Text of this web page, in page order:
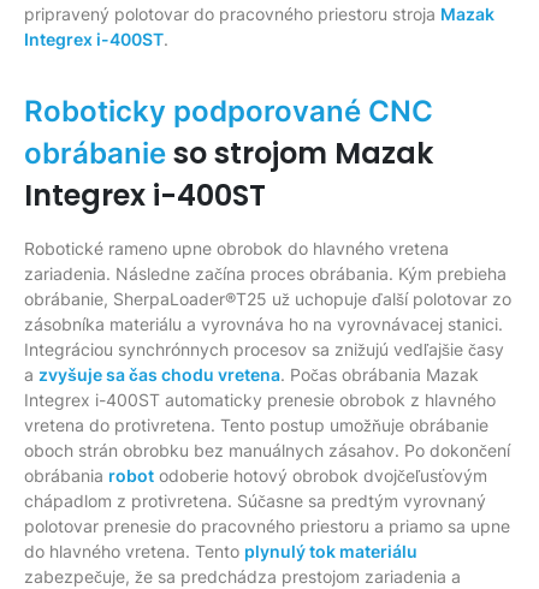
pripravený polotovar do pracovného priestoru stroja Mazak
Integrex i-400ST.
Roboticky podporované CNC
obrábanie so strojom Mazak
Integrex i-400ST
Robotické rameno upne obrobok do hlavného vretena
zariadenia. Následne začína proces obrábania. Kým prebieha
obrábanie, SherpaLoader®T25 už uchopuje ďalší polotovar zo
zásobníka materiálu a vyrovnáva ho na vyrovnávacej stanici.
Integráciou synchrónnych procesov sa znižujú vedľajšie časy
a zvyšuje sa čas chodu vretena. Počas obrábania Mazak
Integrex i-400ST automaticky prenesie obrobok z hlavného
vretena do protivretena. Tento postup umožňuje obrábanie
oboch strán obrobku bez manuálnych zásahov. Po dokončení
obrábania robot odoberie hotový obrobok dvojčeľusťovým
chápadlom z protivretena. Súčasne sa predtým vyrovnaný
polotovar prenesie do pracovného priestoru a priamo sa upne
do hlavného vretena. Tento plynulý tok materiálu
zabezpečuje, že sa predchádza prestojom zariadenia a